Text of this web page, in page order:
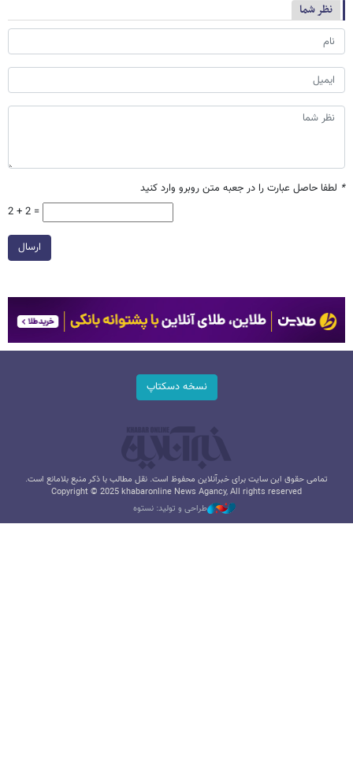
نظر شما
* لطفا حاصل عبارت را در جعبه متن روبرو وارد کنید
2 + 2 =
ارسال
نسخه دسکتاپ
تمامی حقوق این سایت برای خبرآنلاین محفوظ است. نقل مطالب با ذکر منبع بلامانع است.
Copyright © 2025 khabaronline News Agancy, All rights reserved
طراحی و تولید: نستوه